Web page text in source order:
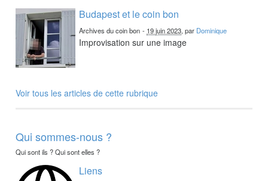
Budapest et le coin bon
Archives du coin bon - 19 juin 2023, par Dominique
Improvisation sur une image
Voir tous les articles de cette rubrique
Qui sommes-nous ?
Qui sont ils ? Qui sont elles ?
Liens